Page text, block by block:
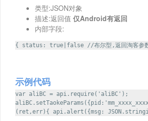
类型:JSON对象
描述:返回值 仅Android有返回
内部字段:
{ status: true|false //布尔型,返回淘客参数
示例代码
var aliBC = api.require('aliBC');
(ret,err){ api.alert({msg: